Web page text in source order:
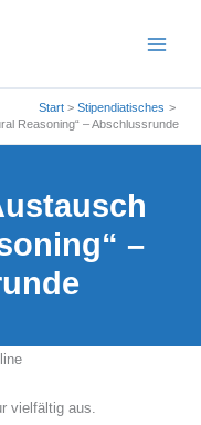
Start
Stipendiatisches
Reasoning“ – Abschlussrunde
–
vielfältig aus.